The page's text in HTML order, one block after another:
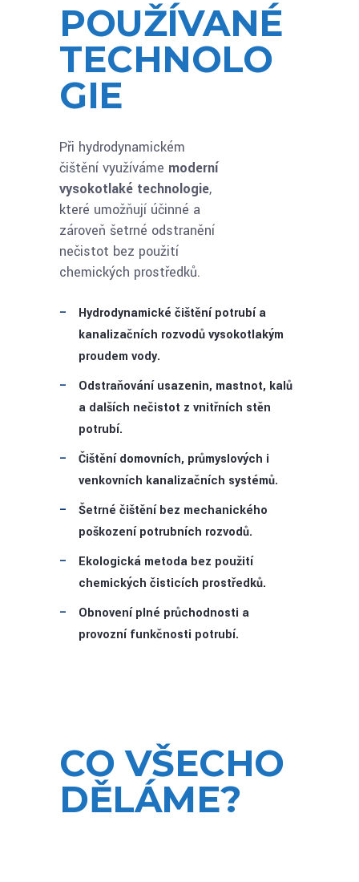
POUŽÍVANÉ
TECHNOLO
GIE
Při hydrodynamickém
čištění využíváme moderní
vysokotlaké technologie,
které umožňují účinné a
zároveň šetrné odstranění
nečistot bez použití
chemických prostředků.
Hydrodynamické čištění potrubí a
kanalizačních rozvodů vysokotlakým
proudem vody.
Odstraňování usazenin, mastnot, kalů
a dalších nečistot z vnitřních stěn
potrubí.
Čištění domovních, průmyslových i
venkovních kanalizačních systémů.
Šetrné čištění bez mechanického
poškození potrubních rozvodů.
Ekologická metoda bez použití
chemických čisticích prostředků.
Obnovení plné průchodnosti a
provozní funkčnosti potrubí.
CO VŠECHO
DĚLÁME?